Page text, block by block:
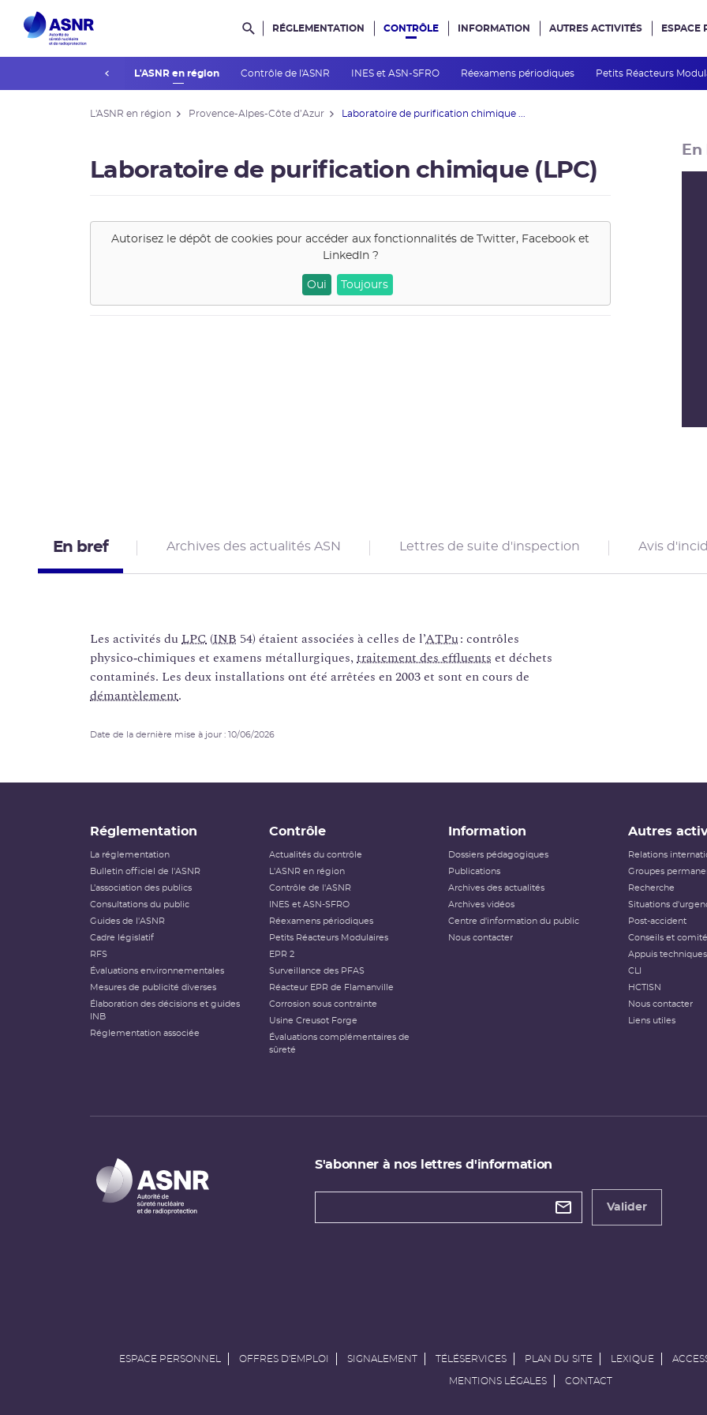
Rechercher dans le site
RÉGLEMENTATION CONTRÔLE
Actualités du contrôle L'ASNR en région Contrôle de l'ASNR INES et ASN-SFRO Réexamens périodiques Petits Réacteurs
INFORMATION AUTRES ACTIVITÉS ESPACE
L'ASNR en région Provence-Alpes-Côte d’Azur Laboratoire de purification chimique ...
Laboratoire de purification chimique (LPC)
Autorisez le dépôt de cookies pour accéder aux fonctionnalités de
Twitter, Facebook et
LinkedIn?
Oui Toujours
En bref Archives des actualités ASN Lettres de suite d'inspection Avis
Les activités duLPC (INB 54) étaient associées à celles de l’ATPu: contrôles
physico‑chimiques et examens métallurgiques, traitement des effluents et déchets
contaminés. Les deux installations ont été arrêtées en 2003 et sont en cours de
démantèlement.
Date de la dernière mise à jour : 10/06/2026
Réglementation
La réglementation
Bulletin officiel de l'ASNR
L’association des publics
Consultations du public
Guides de l'ASNR
Cadre législatif
RFS
Évaluations environnementales
Mesures de publicité diverses
Élaboration des décisions et guides
INB
Réglementation associée
Contrôle
Actualités du contrôle
L'ASNR en région
Contrôle de l'ASNR
INES et ASN-SFRO
Réexamens périodiques
Petits Réacteurs Modulaires
EPR 2
Surveillance des PFAS
Réacteur EPR de Flamanville
Corrosion sous contrainte
Usine Creusot Forge
Évaluations complémentaires de
sûreté
Information
Dossiers pédagogiques
Publications
Archives des actualités
Archives vidéos
Centre d'information du public
Nous contacter
Autres
Relations
Groupes
Recherche
Situations
Post-accident
Conseils et
Appuis
CLI
HCTISN
Nous contacter
Liens utiles
S'abonner à nos lettres d'information
Valider
ESPACE PERSONNEL OFFRES D'EMPLOI SIGNALEMENT TÉLÉSERVICES PLAN DU SITE LEXIQUE
MENTIONS LÉGALES CONTACT